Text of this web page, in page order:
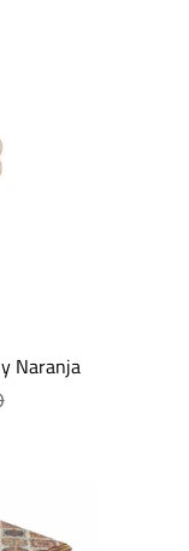
Naranja